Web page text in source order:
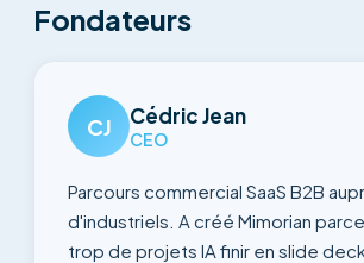
Fondateurs
CJ Cédric Jean
CEO
Parcours commercial SaaS B2B
d'industriels. A créé Mimorian parce
trop de projets IA finir en slide